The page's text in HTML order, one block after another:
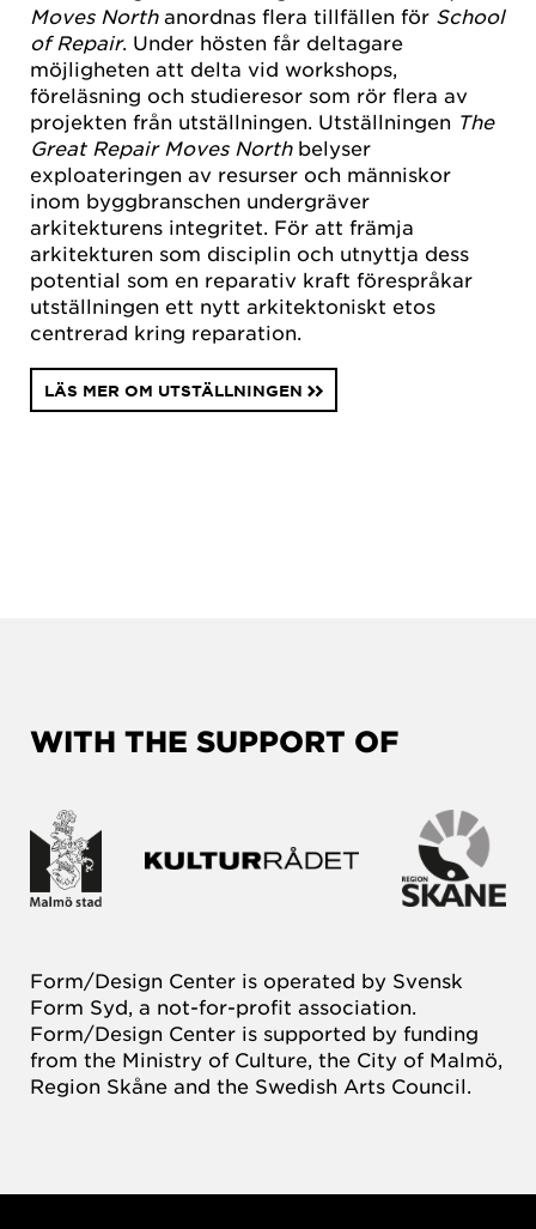
Moves Northanordnas flera tillfällen för School
of Repair. Under hösten får deltagare
möjligheten att delta vid workshops,
föreläsning och studieresor som rör flera av
projekten från utställningen. Utställningen The
Great Repair Moves Northbelyser
exploateringen av resurser och människor
inom byggbranschen undergräver
arkitekturens integritet. För att främja
arkitekturen som disciplin och utnyttja dess
potential som en reparativ kraft förespråkar
utställningen ett nytt arkitektoniskt etos
centrerad kring reparation.
LÄS MER OM UTSTÄLLNINGEN
WITH THE SUPPORT OF
Form/Design Center is operated by Svensk
Form Syd, a not-for-profit association.
Form/Design Center is supported by funding
from the Ministry of Culture, the City of Malmö,
Region Skåne and the Swedish Arts Council.